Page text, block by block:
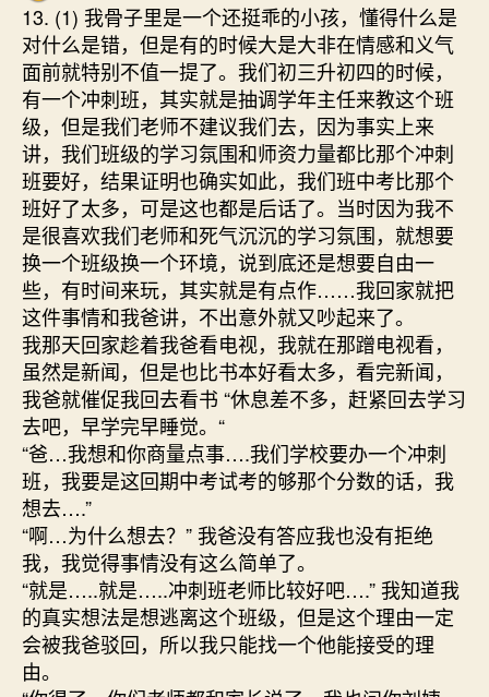
13. (1) 我骨子里是一个还挺乖的小孩，懂得什么是
对什么是错，但是有的时候大是大非在情感和义气
面前就特别不值一提了。我们初三升初四的时候，
有一个冲刺班，其实就是抽调学年主任来教这个班
级，但是我们老师不建议我们去，因为事实上来
讲，我们班级的学习氛围和师资力量都比那个冲刺
班要好，结果证明也确实如此，我们班中考比那个
班好了太多，可是这也都是后话了。当时因为我不
是很喜欢我们老师和死气沉沉的学习氛围，就想要
换一个班级换一个环境，说到底还是想要自由一
些，有时间来玩，其实就是有点作……我回家就把
这件事情和我爸讲，不出意外就又吵起来了。
我那天回家趁着我爸看电视，我就在那蹭电视看，
虽然是新闻，但是也比书本好看太多，看完新闻，
我爸就催促我回去看书 “休息差不多，赶紧回去学习
去吧，早学完早睡觉。“
“爸…我想和你商量点事….我们学校要办一个冲刺
班，我要是这回期中考试考的够那个分数的话，我
想去….”
“啊…为什么想去？” 我爸没有答应我也没有拒绝
我，我觉得事情没有这么简单了。
“就是…..就是…..冲刺班老师比较好吧….” 我知道我
的真实想法是想逃离这个班级，但是这个理由一定
会被我爸驳回，所以我只能找一个他能接受的理
由。